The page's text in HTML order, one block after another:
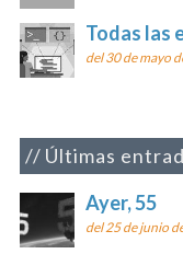
Todas las
del 30 de mayo
Últimas
Ayer, 55
del 25 de junio